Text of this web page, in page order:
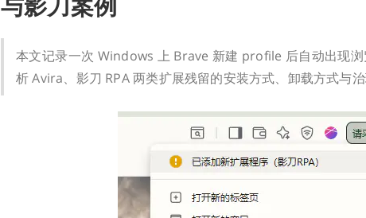
本文记录一次 Windows 上 Brave 新建 profile 后自动出现
析 Avira、影刀 RPA 两类扩展残留的安装方式、卸载方式与治